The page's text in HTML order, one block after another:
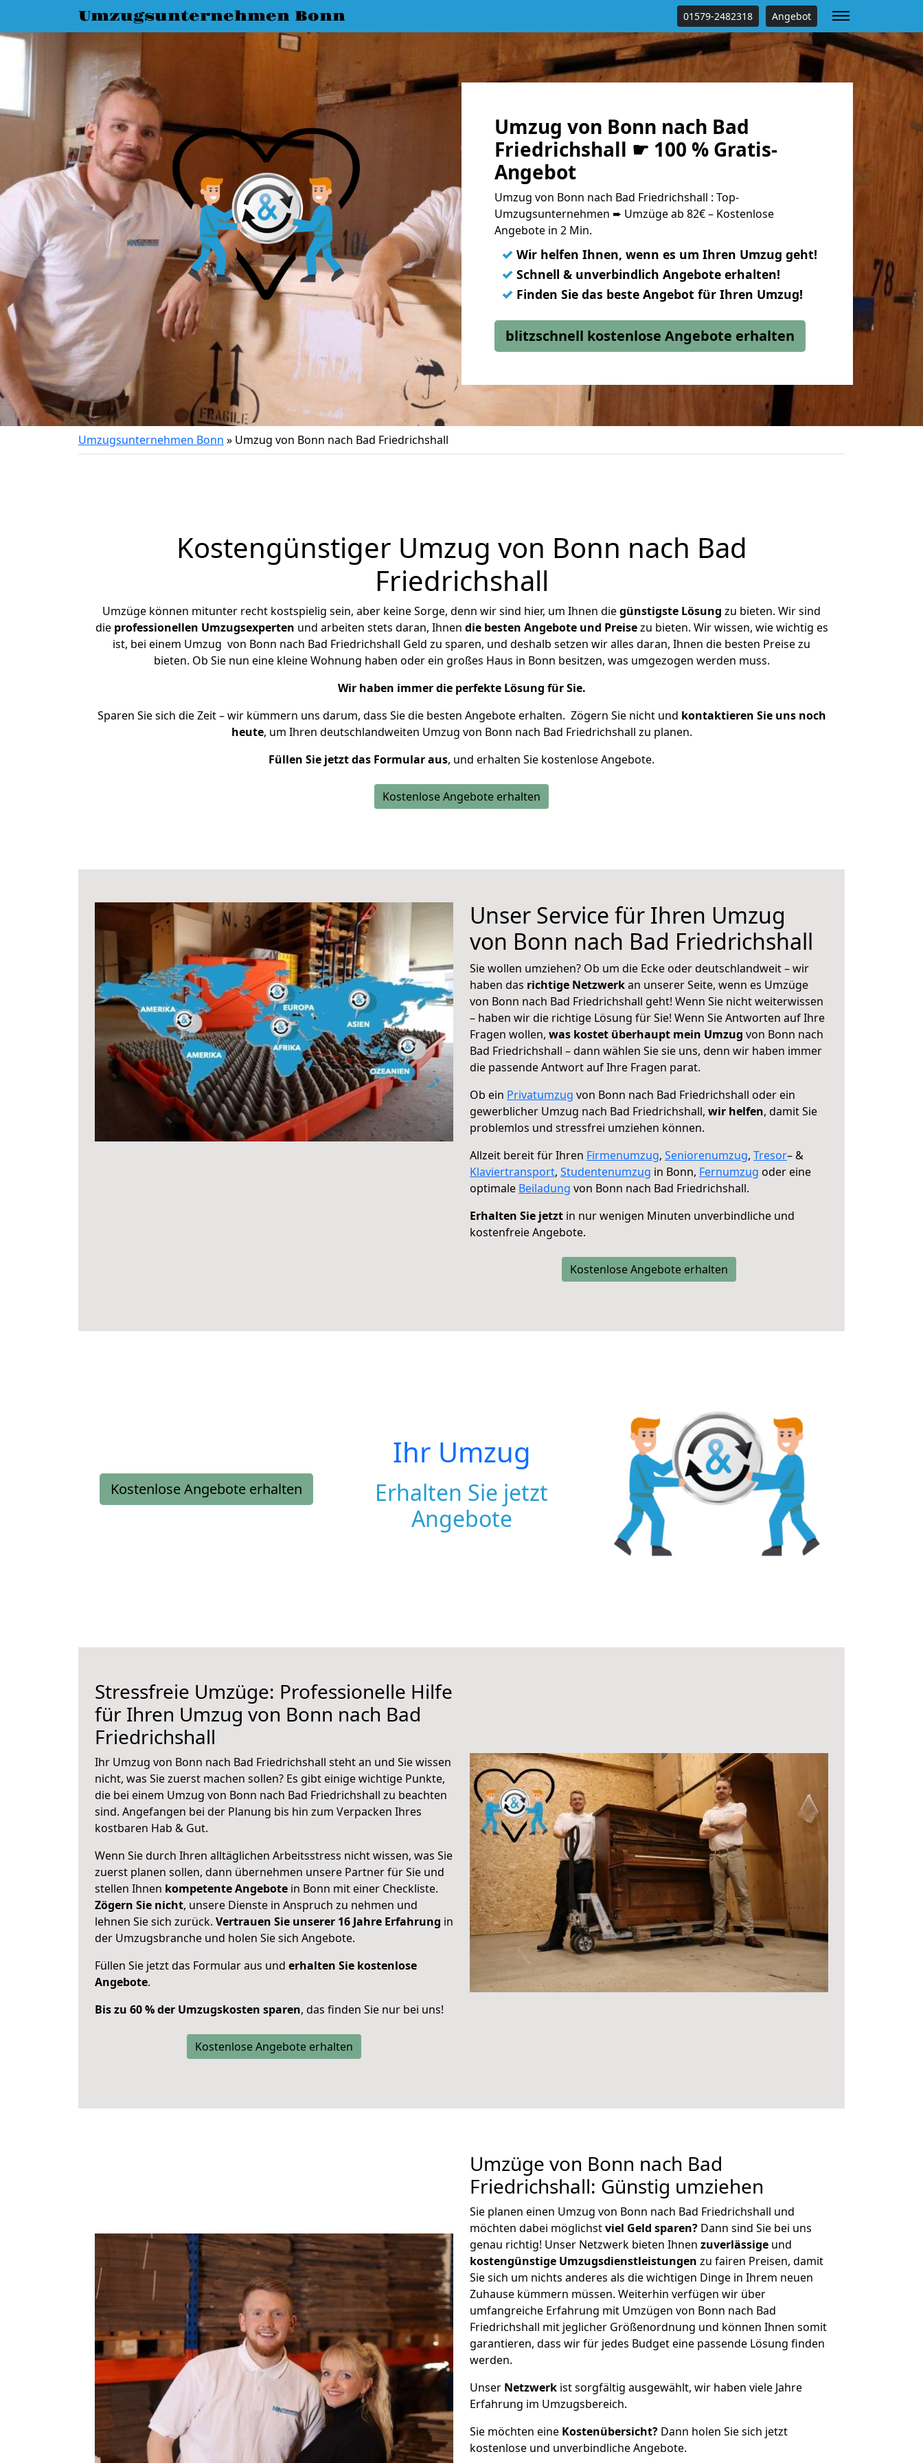
Umzugsunternehmen Bonn 01579-2482318 Angebot
Umzug von Bonn nach Bad
Friedrichshall ☛ 100 % Gratis-
Angebot
Umzug von Bonn nach Bad Friedrichshall : Top-
Umzugsunternehmen ➨ Umzüge ab 82€ – Kostenlose
Angebote in 2 Min.
✓ Wir helfen Ihnen, wenn es um Ihren Umzug geht!
✓ Schnell & unverbindlich Angebote erhalten!
✓ Finden Sie das beste Angebot für Ihren Umzug!
blitzschnell kostenlose Angebote erhalten
Umzugsunternehmen Bonn » Umzug von Bonn nach Bad Friedrichshall
Kostengünstiger Umzug von Bonn nach Bad
Friedrichshall
Umzüge können mitunter recht kostspielig sein, aber keine Sorge, denn wir sind hier, um Ihnen diegünstigste Lösung zu bieten. Wir sind
die professionellen Umzugsexperten und arbeiten stets daran, Ihnen die besten Angebote und Preisezu bieten. Wir wissen, wie wichtig es
ist, bei einem Umzug von Bonn nach Bad Friedrichshall Geld zu sparen, und deshalb setzen wir alles daran, Ihnen die besten Preise zu
bieten. Ob Sie nun eine kleine Wohnung haben oder ein großes Haus in Bonn besitzen, was umgezogen werden muss.
Wir haben immer die perfekte Lösung für Sie.
Sparen Sie sich die Zeit – wir kümmern uns darum, dass Sie die besten Angebote erhalten. Zögern Sie nicht und kontaktieren Sie uns noch
heute, um Ihren deutschlandweiten Umzug von Bonn nach Bad Friedrichshall zu planen.
Füllen Sie jetzt das Formular aus, und erhalten Sie kostenlose Angebote.
Kostenlose Angebote erhalten
Unser Service für Ihren Umzug
von Bonn nach Bad Friedrichshall
Sie wollen umziehen? Ob um die Ecke oder deutschlandweit – wir
haben das richtige Netzwerkan unserer Seite, wenn es Umzüge
von Bonn nach Bad Friedrichshall geht! Wenn Sie nicht weiterwissen
– haben wir die richtige Lösung für Sie! Wenn Sie Antworten auf Ihre
Fragen wollen, was kostet überhaupt mein Umzug von Bonn nach
Bad Friedrichshall – dann wählen Sie sie uns, denn wir haben immer
die passende Antwort auf Ihre Fragen parat.
Ob ein Privatumzug von Bonn nach Bad Friedrichshall oder ein
gewerblicher Umzug nach Bad Friedrichshall, wir helfen, damit Sie
problemlos und stressfrei umziehen können.
Allzeit bereit für Ihren Firmenumzug, Seniorenumzug, Tresor– &
Klaviertransport, Studentenumzug in Bonn, Fernumzug oder eine
optimale Beiladung von Bonn nach Bad Friedrichshall.
Erhalten Sie jetzt in nur wenigen Minuten unverbindliche und
kostenfreie Angebote.
Kostenlose Angebote erhalten
Kostenlose Angebote erhalten
Ihr Umzug
Erhalten Sie jetzt
Angebote
Stressfreie Umzüge: Professionelle Hilfe
für Ihren Umzug von Bonn nach Bad
Friedrichshall
Ihr Umzug von Bonn nach Bad Friedrichshall steht an und Sie wissen
nicht, was Sie zuerst machen sollen? Es gibt einige wichtige Punkte,
die bei einem Umzug von Bonn nach Bad Friedrichshall zu beachten
sind. Angefangen bei der Planung bis hin zum Verpacken Ihres
kostbaren Hab & Gut.
Wenn Sie durch Ihren alltäglichen Arbeitsstress nicht wissen, was Sie
zuerst planen sollen, dann übernehmen unsere Partner für Sie und
stellen Ihnen kompetente Angebote in Bonn mit einer Checkliste.
Zögern Sie nicht, unsere Dienste in Anspruch zu nehmen und
lehnen Sie sich zurück. Vertrauen Sie unserer 16 Jahre Erfahrung in
der Umzugsbranche und holen Sie sich Angebote.
Füllen Sie jetzt das Formular aus und erhalten Sie kostenlose
Angebote.
Bis zu 60 % der Umzugskosten sparen, das finden Sie nur bei uns!
Kostenlose Angebote erhalten
Umzüge von Bonn nach Bad
Friedrichshall: Günstig umziehen
Sie planen einen Umzug von Bonn nach Bad Friedrichshall und
möchten dabei möglichstviel Geld sparen? Dann sind Sie bei uns
genau richtig! Unser Netzwerk bieten Ihnen zuverlässige und
kostengünstige Umzugsdienstleistungen zu fairen Preisen, damit
Sie sich um nichts anderes als die wichtigen Dinge in Ihrem neuen
Zuhause kümmern müssen. Weiterhin verfügen wir über
umfangreiche Erfahrung mit Umzügen von Bonn nach Bad
Friedrichshall mit jeglicher Größenordnung und können Ihnen somit
garantieren, dass wir für jedes Budget eine passende Lösung finden
werden.
Unser Netzwerk ist sorgfältig ausgewählt, wir haben viele Jahre
Erfahrung im Umzugsbereich.
Sie möchten eine Kostenübersicht? Dann holen Sie sich jetzt
kostenlose und unverbindliche Angebote.